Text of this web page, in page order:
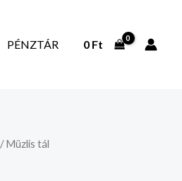
PÉNZTÁR 0 Ft
/ Müzlis tál